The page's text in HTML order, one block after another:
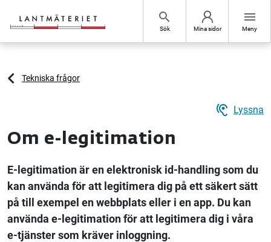
search
Sök Mina sidor
menu
Meny
Tekniska frågor
hearing Lyssna
Om e-legitimation
E-legitimation är en elektronisk id-handling som du
kan använda för att legitimera dig på ett säkert sätt
på till exempel en webbplats eller i en app. Du kan
använda e-legitimation för att legitimera dig i våra
e-tjänster som kräver inloggning.